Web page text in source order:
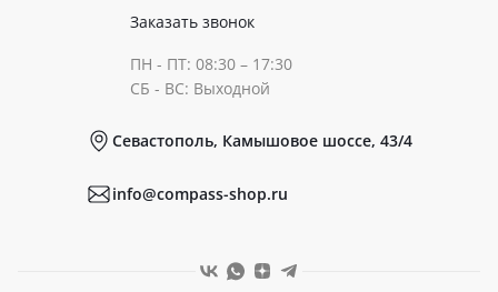
Заказать звонок
ПН - ПТ: 08:30 – 17:30
СБ - ВС: Выходной
Севастополь, Камышовое шоссе, 43/4
info@compass-shop.ru